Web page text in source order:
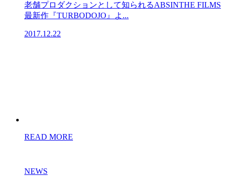
老舗プロダクションとして知られるABSINTHE FILMS
最新作『TURBODOJO』よ...
2017.12.22
READ MORE
NEWS